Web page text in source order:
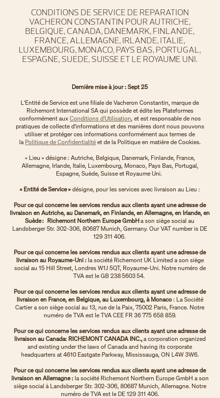
CONDITIONS DE SERVICE DE REPARATION
VACHERON CONSTANTIN POUR AUTRICHE,
BELGIQUE, CANADA, DANEMARK, FINLANDE,
FRANCE, ALLEMAGNE, IRLANDE, ITALIE,
LUXEMBOURG, MONACO, PAYS BAS, PORTUGAL,
ESPAGNE, SUEDE, SUISSE ET LE ROYAUME UNI.
Dernière mise à jour : Sept 25
L'Entité de Service est une filiale de Vacheron Constantin, marque de
Richemont International SA qui possède et édite les Plateformes
conformément aux Conditions d'Utilisation, et est responsable de nos
pratiques de collecte d'informations et des manières dont nous pouvons
utiliser et protéger ces informations conformément aux termes de
la Politique de Confidentialitéet de la Politique en matière de Cookies.
« Lieu » désigne : Autriche, Belgique, Danemark, Finlande, France,
Allemagne, Irlande, Italie, Luxembourg, Monaco, Pays Bas, Portugal,
Espagne, Suède, Suisse et Royaume Uni.
« Entité de Service »désigne, pour les services avec livraison au Lieu :
Pour ce qui concerne les services rendus aux clients ayant une adresse de
livraison en Autriche, au Danemark, en Finlande, en Allemagne, en Irlande, en
Suède : Richemont Northern Europe GmbHa son siège social au
Landsberger Str. 302-306, 80687 Munich, Germany. Our VAT number is DE
129 311 406.
Pour ce qui concerne les services rendus aux clients ayant une adresse de
livraison au Royaume-Uni : la société Richemont UK Limited a son siège
social au 15 Hill Street, Londres W1J 5QT, Royaume-Uni. Notre numéro de
TVA est le GB 238 5603 54.
Pour ce qui concerne les services rendus aux clients ayant une adresse de
livraison en France, en Belgique, au Luxembourg, à Monaco : La Société
Cartier a son siège social au 13, rue de la Paix, 75002 Paris, France. Notre
numéro de TVA est le TVA CEE FR 36 775 658 859.
Pour ce qui concerne les services rendus aux clients ayant une adresse de
livraison au Canada: RICHEMONT CANADA INC.,a corporation organized
and existing under the laws of Canada and having its corporate
headquarters at 4610 Eastgate Parkway, Mississauga, ON L4W 3W6.
Pour ce qui concerne les services rendus aux clients ayant une adresse de
livraison en Allemagne : la société Richemont Northern Europe GmbH a son
siège social à Landsberger Str. 302-306, 80687 Munich, Allemagne. Notre
numéro de TVA est le DE 129 311 406.